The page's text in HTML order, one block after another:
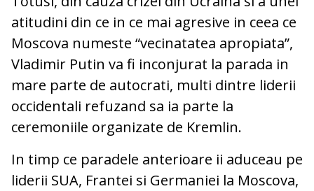
atitudini din ce in ce mai agresive in ceea ce
Moscova numeste “vecinatatea apropiata”,
Vladimir Putin va fi inconjurat la parada in
mare parte de autocrati, multi dintre liderii
occidentali refuzand sa ia parte la
ceremoniile organizate de Kremlin.
In timp ce paradele anterioare ii aduceau pe
liderii SUA, Frantei si Germaniei la Moscova,